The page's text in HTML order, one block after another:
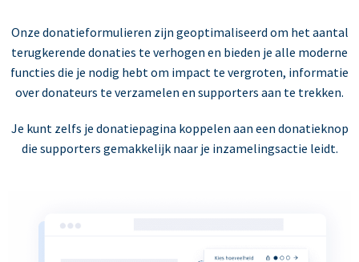
Onze donatieformulieren zijn geoptimaliseerd om het aantal
terugkerende donaties te verhogen en bieden je alle moderne
functies die je nodig hebt om impact te vergroten, informatie
over donateurs te verzamelen en supporters aan te trekken.
Je kunt zelfs je donatiepagina koppelen aan een donatieknop
die supporters gemakkelijk naar je inzamelingsactie leidt.